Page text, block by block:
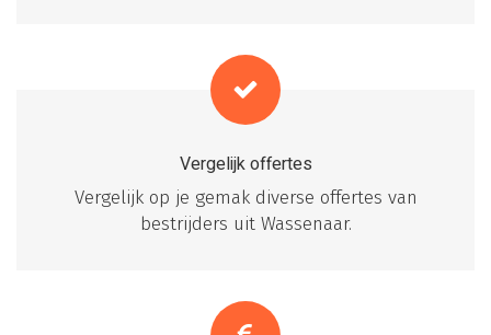
Vergelijk offertes
Vergelijk op je gemak diverse offertes van
bestrijders uit Wassenaar.